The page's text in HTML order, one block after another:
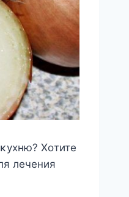
Хοтите
лечения